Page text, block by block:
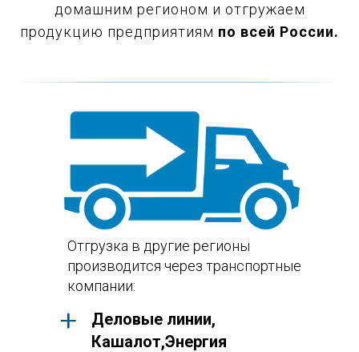
домашним регионом и отгружаем
продукцию предприятиям по всей России.
Отгрузка в другие регионы
производится через транспортные
компании:
Деловые линии,
Кашалот,Энергия